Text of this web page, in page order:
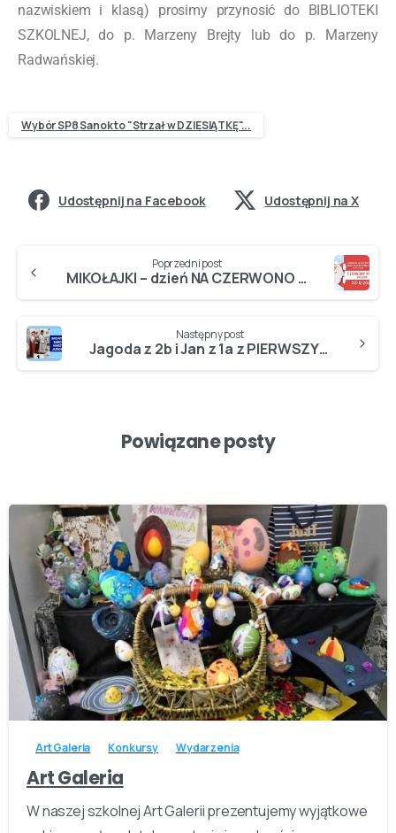
nazwiskiem i klasą) prosimy przynosić do BIBLIOTEKI
SZKOLNEJ, do p. Marzeny Brejty lub do p. Marzeny
Radwańskiej.
Wybór SP8 Sanok to "Strzał w DZIESIĄTKĘ"...
Udostępnij na Facebook Udostępnij na X
Poprzedni post
MIKOŁAJKI – dzień NA CZERWONO – akcja Samorządu Uczniowskiego SP8…
Następny post
Jagoda z 2b i Jan z 1a z PIERWSZYMI MIEJSCAMI na podium!
Powiązane posty
-
Art Galeria Konkursy Wydarzenia
Art Galeria
W naszej szkolnej Art Galerii prezentujemy wyjątkowe